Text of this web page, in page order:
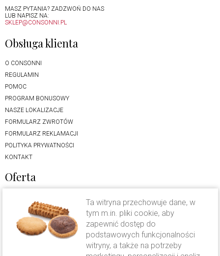
MASZ PYTANIA? ZADZWOŃ DO NAS
LUB NAPISZ NA:
SKLEP@CONSONNI.PL
Obsługa klienta
O CONSONNI
REGULAMIN
POMOC
PROGRAM BONUSOWY
NASZE LOKALIZACJE
FORMULARZ ZWROTÓW
FORMULARZ REKLAMACJI
POLITYKA PRYWATNOŚCI
KONTAKT
Oferta
CIASTO DROŻDŻOWE
KAWA CAVALLO
FOLWARK KAMYK
Ta witryna przechowuje dane, w
tym m.in. pliki cookie, aby
zapewnić dostęp do
podstawowych funkcjonalności
witryny, a także na potrzeby